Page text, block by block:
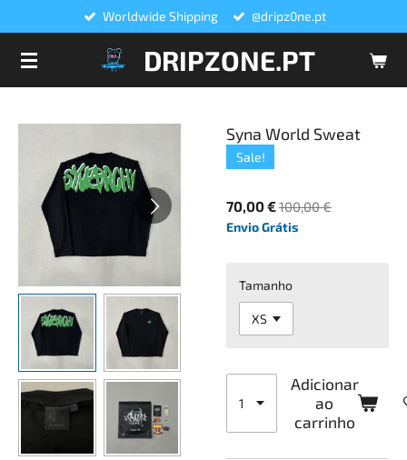
DRIPZONE.PT
Worldwide Shipping @dripz0ne.pt
Syna World Sweat
Sale!
70,00 €100,00 €
Envio Grátis
Tamanho
Adicionar
ao
carrinho